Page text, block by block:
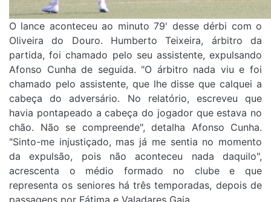
O lance aconteceu ao minuto 79' desse dérbi com o
Oliveira do Douro. Humberto Teixeira, árbitro da
partida, foi chamado pelo seu assistente, expulsando
Afonso Cunha de seguida. "O árbitro nada viu e foi
chamado pelo assistente, que lhe disse que calquei a
cabeça do adversário. No relatório, escreveu que
havia pontapeado a cabeça do jogador que estava no
chão. Não se compreende", detalha Afonso Cunha.
"Sinto-me injustiçado, mas já me sentia no momento
da expulsão, pois não aconteceu nada daquilo",
acrescenta o médio formado no clube e que
representa os seniores há três temporadas, depois de